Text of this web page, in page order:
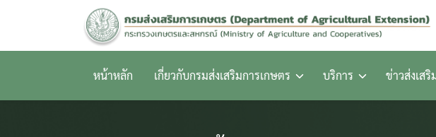
หน้าหลัก เกี่ยวกับกรมส่งเสริมการเกษตร บริการ ข่าวส่งเส